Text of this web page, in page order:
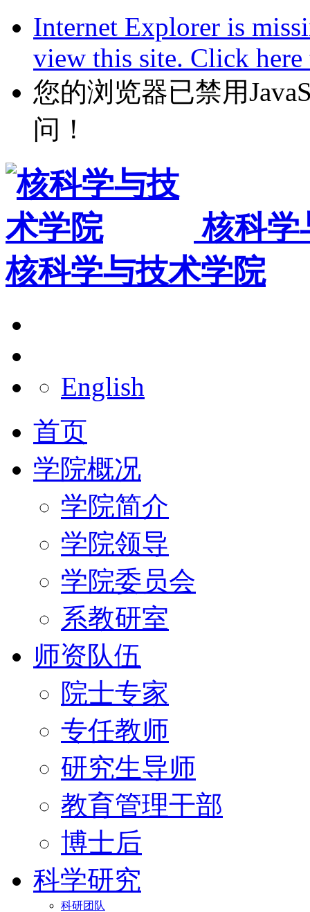
Internet Explorer is
view this site. Click
您的浏览器已禁用
问！
核科学
核科学与技术学院
English
首页
学院概况
学院简介
学院领导
学院委员会
系教研室
师资队伍
院士专家
专任教师
研究生导师
教育管理干部
博士后
科学研究
科研团队